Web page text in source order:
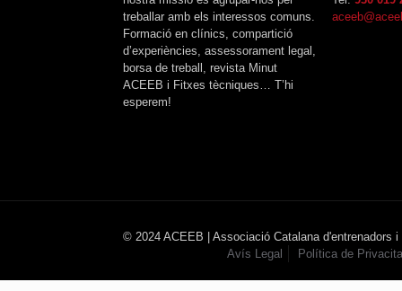
treballar amb els interessos comuns.
Formació en clínics, compartició
d’experiències, assessorament legal,
borsa de treball, revista Minut
ACEEB i Fitxes tècniques… T’hi
esperem!
© 2024 ACEEB | Associació Catalana d'entrenadors
Avís Legal
Política de